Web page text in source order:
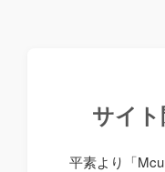
サイ
平素より「